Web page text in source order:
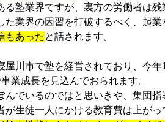
塾業界ですが、裏方の労働者は
業界の因習を打破するべく、起業
もあった と話されます。
川市で塾を経営されており、今年
業成長を見込んでおられます。
でいるのではと思いきや、集団
生徒一人にかける教育費は上がっ